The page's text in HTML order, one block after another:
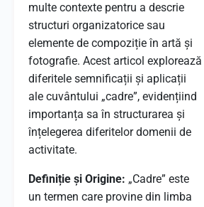
multe contexte pentru a descrie
structuri organizatorice sau
elemente de compoziție în artă și
fotografie. Acest articol explorează
diferitele semnificații și aplicații
ale cuvântului „cadre”, evidențiind
importanța sa în structurarea și
înțelegerea diferitelor domenii de
activitate.
Definiție și Origine: „Cadre” este
un termen care provine din limba